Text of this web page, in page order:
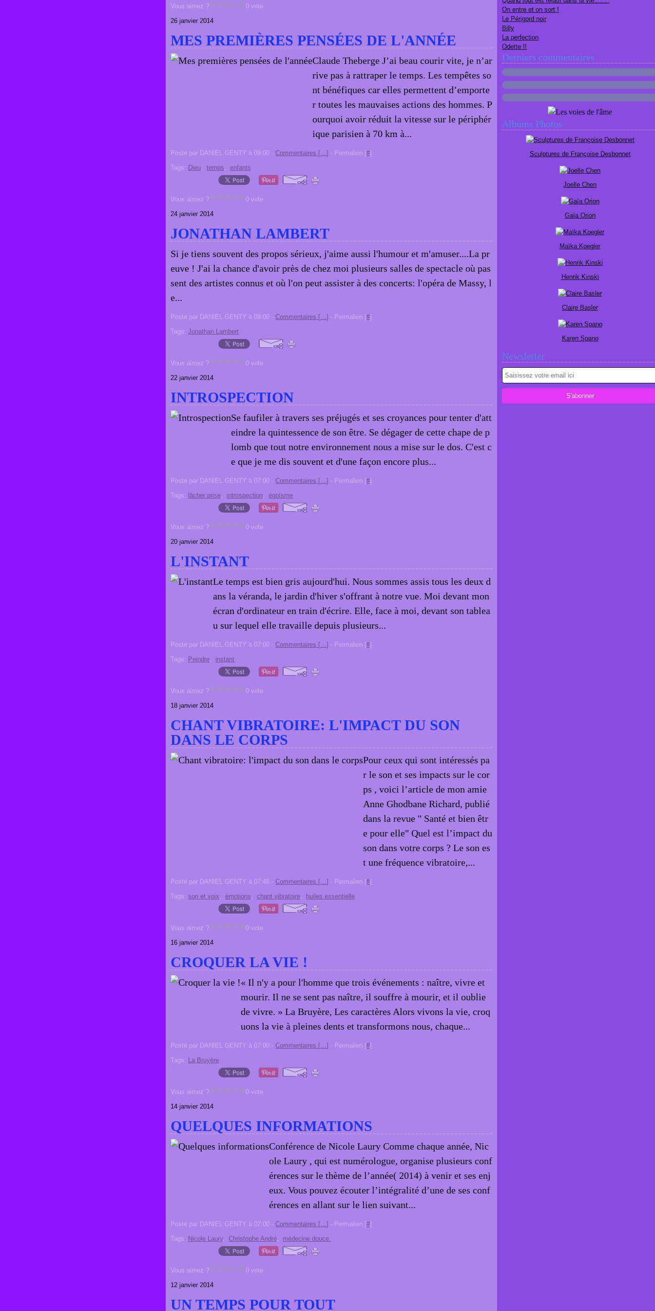
Vous aimez ?
0 vote
26 janvier 2014
MES PREMIÈRES PENSÉES DE L'ANNÉE
Claude Theberge J’ai beau courir vite, je n’ar
rive pas à rattraper le temps. Les tempêtes so
nt bénéfiques car elles permettent d’emporte
r toutes les mauvaises actions des hommes. P
ourquoi avoir réduit la vitesse sur le périphér
ique parisien à 70 km à...
Posté par DANIEL GENTY à 09:00 - Commentaires […] - Permalien [#]
Tags: Dieu, temps, enfants
Vous aimez ?
0 vote
24 janvier 2014
JONATHAN LAMBERT
Si je tiens souvent des propos sérieux, j'aime aussi l'humour et m'amuser....La pr
euve ! J'ai la chance d'avoir près de chez moi plusieurs salles de spectacle où pas
sent des artistes connus et où l'on peut assister à des concerts: l'opéra de Massy, l
e...
Posté par DANIEL GENTY à 09:00 - Commentaires […] - Permalien [#]
Tags: Jonathan Lambert
Vous aimez ?
0 vote
22 janvier 2014
INTROSPECTION
Se faufiler à travers ses préjugés et ses croyances pour tenter d'att
eindre la quintessence de son être. Se dégager de cette chape de p
lomb que tout notre environnement nous a mise sur le dos. C'est c
e que je me dis souvent et d'une façon encore plus...
Posté par DANIEL GENTY à 07:00 - Commentaires […] - Permalien [#]
Tags: lâcher prise, introspection, égoïsme
Vous aimez ?
0 vote
20 janvier 2014
L'INSTANT
Le temps est bien gris aujourd'hui. Nous sommes assis tous les deux d
ans la véranda, le jardin d'hiver s'offrant à notre vue. Moi devant mon
écran d'ordinateur en train d'écrire. Elle, face à moi, devant son tablea
u sur lequel elle travaille depuis plusieurs...
Posté par DANIEL GENTY à 07:00 - Commentaires […] - Permalien [#]
Tags: Peindre, instant
Vous aimez ?
0 vote
18 janvier 2014
CHANT VIBRATOIRE: L'IMPACT DU SON
DANS LE CORPS
Pour ceux qui sont intéressés pa
r le son et ses impacts sur le cor
ps , voici l’article de mon amie
Anne Ghodbane Richard, publié
dans la revue " Santé et bien êtr
e pour elle" Quel est l’impact du
son dans votre corps ? Le son es
t une fréquence vibratoire,...
Posté par DANIEL GENTY à 07:45 - Commentaires […] - Permalien [#]
Tags: son et voix, émotions, chant vibratoire, huiles essentielle
Vous aimez ?
0 vote
16 janvier 2014
CROQUER LA VIE !
« Il n'y a pour l'homme que trois événements : naître, vivre et
mourir. Il ne se sent pas naître, il souffre à mourir, et il oublie
de vivre. » La Bruyère, Les caractères Alors vivons la vie, croq
uons la vie à pleines dents et transformons nous, chaque...
Posté par DANIEL GENTY à 07:00 - Commentaires […] - Permalien [#]
Tags: La Bruyère
Vous aimez ?
0 vote
14 janvier 2014
QUELQUES INFORMATIONS
Conférence de Nicole Laury Comme chaque année, Nic
ole Laury , qui est numérologue, organise plusieurs conf
érences sur le thème de l’année( 2014) à venir et ses enj
eux. Vous pouvez écouter l’intégralité d’une de ses conf
érences en allant sur le lien suivant...
Posté par DANIEL GENTY à 07:00 - Commentaires […] - Permalien [#]
Tags: Nicole Laury, Christophe André, médecine douce.
Vous aimez ?
0 vote
12 janvier 2014
UN TEMPS POUR TOUT
On entre et on sort !
Le Périgord noir
Billy
La perfection
Odette !!
Derniers commentaires
Albums Photos
Sculptures de Françoise Desbonnet
Joelle Chen
Gaïa Orion
Maïka Koegler
Henrik Kinski
Claire Basler
Karen Spano
Newsletter